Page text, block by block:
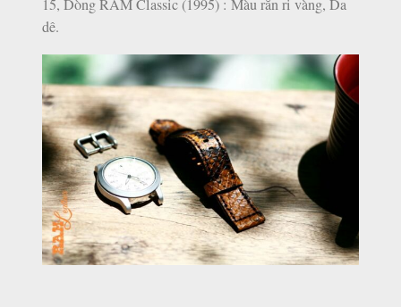
15, Dòng RAM Classic (1995) : Màu rằn ri vàng, Da
dê.